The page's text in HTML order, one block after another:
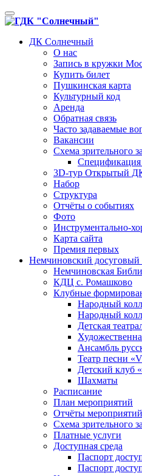
Toggle
navigation
ДК Солнечный
О нас
Запись в кружки
Купить билет
Пушкинская карта
Культурный код
Аренда
Обратная связь
Часто задаваемые
Вакансии
Схема зрительного
Спецификация
3D-тур Открытый
Набор
Структура
Отчёты о событиях
Фото
Инструментально-
Карта сайта
Премия первых
Немчиновский досуговый
Немчиновская
КДЦ с. Ромашково
Клубные
Народный
Народный
Детская
Ансамбль
Театр песни
Детский клуб
Шахматы
Расписание
План мероприятий
Отчёты мероприятий
Схема зрительного
Платные услуги
Доступная среда
Паспорт
Паспорт